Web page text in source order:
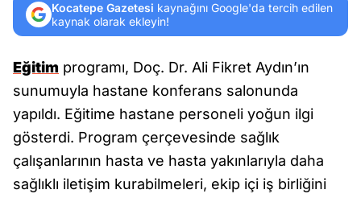
Kocatepe Gazetesi kaynağını Google'da tercih edilen
kaynak olarak ekleyin!
Eğitim programı, Doç. Dr. Ali Fikret Aydın’ın
sunumuyla hastane konferans salonunda
yapıldı. Eğitime hastane personeli yoğun ilgi
gösterdi. Program çerçevesinde sağlık
çalışanlarının hasta ve hasta yakınlarıyla daha
sağlıklı iletişim kurabilmeleri, ekip içi iş birliğini